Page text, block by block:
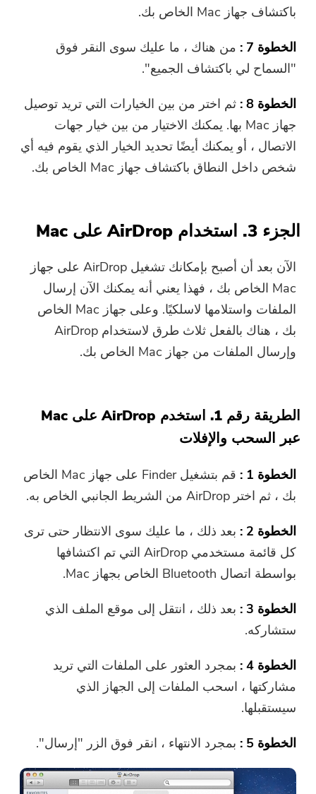
باكتشاف جهاز Mac الخاص بك.
الخطوة 7 :
من هناك ، ما عليك سوى النقر فوق
"السماح لي باكتشاف الجميع".
الخطوة 8 :
ثم اختر من بين الخيارات التي تريد توصيل
جهاز Mac بها. يمكنك الاختيار من بين خيار جهات
الاتصال ، أو يمكنك أيضًا تحديد الخيار الذي يقوم فيه أي
شخص داخل النطاق باكتشاف جهاز Mac الخاص بك.
الجزء 3. استخدام AirDrop على Mac
الآن بعد أن أصبح بإمكانك تشغيل AirDrop على جهاز
Mac الخاص بك ، فهذا يعني أنه يمكنك الآن إرسال
الملفات واستلامها لاسلكيًا. وعلى جهاز Mac الخاص
بك ، هناك بالفعل ثلاث طرق لاستخدام AirDrop
وإرسال الملفات من جهاز Mac الخاص بك.
الطريقة رقم 1. استخدم AirDrop على Mac
عبر السحب والإفلات
الخطوة 1 :
قم بتشغيل Finder على جهاز Mac الخاص
بك ، ثم اختر AirDrop من الشريط الجانبي الخاص به.
الخطوة 2 :
بعد ذلك ، ما عليك سوى الانتظار حتى ترى
كل قائمة مستخدمي AirDrop التي تم اكتشافها
بواسطة اتصال Bluetooth الخاص بجهاز Mac.
الخطوة 3 :
بعد ذلك ، انتقل إلى موقع الملف الذي
ستشاركه.
الخطوة 4 :
بمجرد العثور على الملفات التي تريد
مشاركتها ، اسحب الملفات إلى الجهاز الذي
سيستقبلها.
الخطوة 5 : بمجرد الانتهاء ، انقر فوق الزر "إرسال".